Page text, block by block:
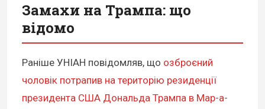
Замахи на Трампа: що
відомо
Раніше УНІАН повідомляв, що озброєний
чоловік потрапив на територію резиденції
президента США Дональда Трампа в Мар-а-